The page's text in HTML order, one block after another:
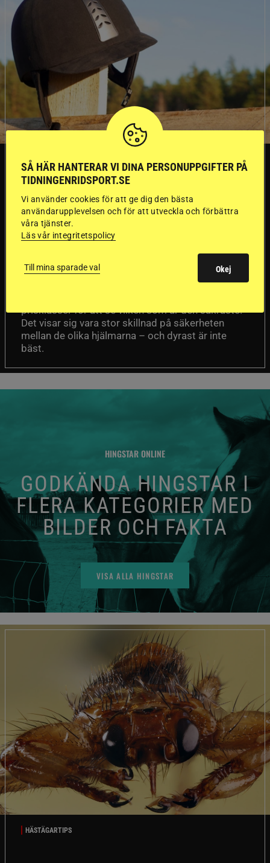
SVERIGE
Dyraste
ridhjälmarna blev
sämst i test
Försäkringsbolaget
prisklasser för att se vilken som är den säkraste.
Det visar sig vara stor skillnad på säkerheten
mellan de olika hjälmarna – och dyrast är inte
bäst.
HINGSTAR ONLINE
GODKÄNDA HINGSTAR I
FLERA KATEGORIER MED
BILDER OCH FAKTA
VISA ALLA HINGSTAR
HÄSTÄGARTIPS
SÅ HÄR HANTERAR VI DINA PERSONUPPGIFTER PÅ
TIDNINGENRIDSPORT.SE
Vi använder cookies för att ge dig den bästa
användarupplevelsen och för att utveckla och förbättra
våra tjänster.
Läs vår integritetspolicy
Till mina sparade val Okej